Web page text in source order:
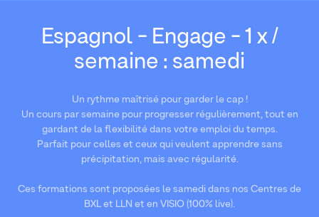
Espagnol - Engage - 1 x /
semaine : samedi
Un rythme maîtrisé pour garder le cap !
Un cours par semaine pour progresser régulièrement, tout en
gardant de la flexibilité dans votre emploi du temps.
Parfait pour celles et ceux qui veulent apprendre sans
précipitation, mais avec régularité.
Ces formations sont proposées le samedi dans nos Centres de
BXL et LLN et en VISIO (100% live).